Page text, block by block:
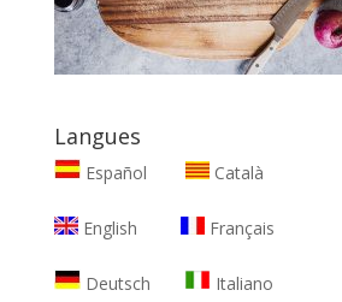
Langues
Español Català
English Français
Deutsch Italiano